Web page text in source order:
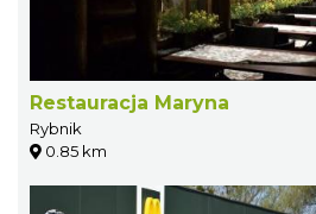
Restauracja Maryna
Rybnik
0.85 km